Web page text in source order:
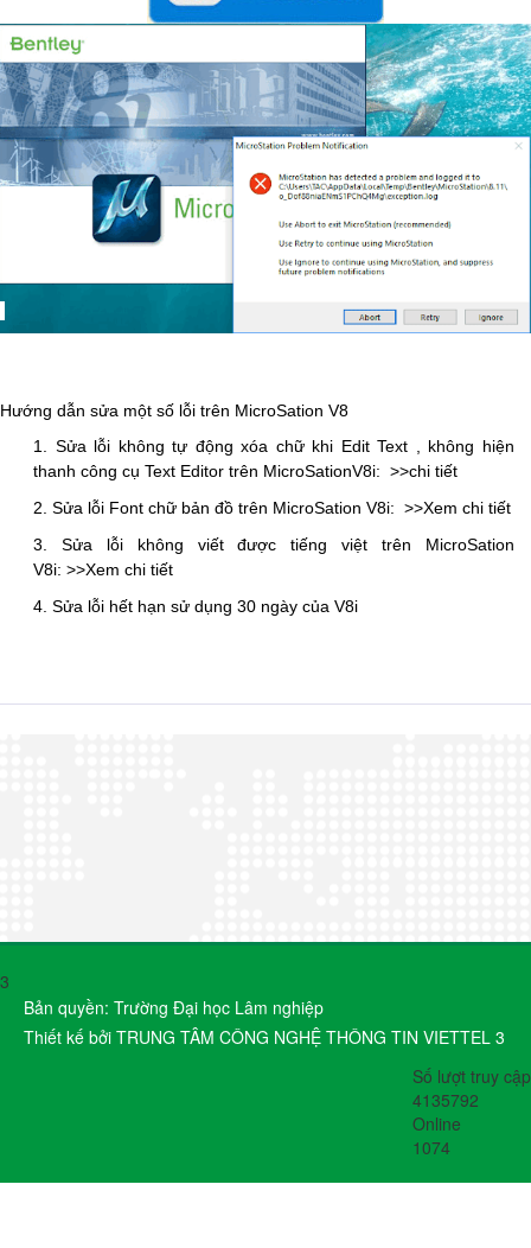
Hướng dẫn sửa một số lỗi trên MicroSation V8
1. Sửa lỗi không tự động xóa chữ khi Edit Text , không hiện
thanh công cụ Text Editor trên MicroSationV8i: >>chi tiết
2. Sửa lỗi Font chữ bản đồ trên MicroSation V8i: >>Xem chi tiết
3. Sửa lỗi không viết được tiếng việt trên MicroSation
V8i: >>Xem chi tiết
4. Sửa lỗi hết hạn sử dụng 30 ngày của V8i
3
Bản quyền: Trường Đại học Lâm nghiệp
Thiết kế bởi TRUNG TÂM CÔNG NGHỆ THÔNG TIN VIETTEL 3
Số lượt truy cập
4135792
Online
1074